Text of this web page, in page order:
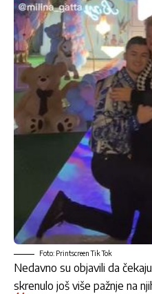
Foto: Printscreen Tik Tok
Nedavno su objavili da
skrenulo još više pažnje na